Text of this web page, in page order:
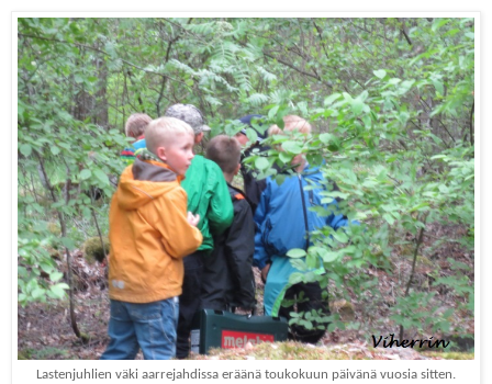
Lastenjuhlien väki aarrejahdissa eräänä toukokuun päivänä vuosia sitten.